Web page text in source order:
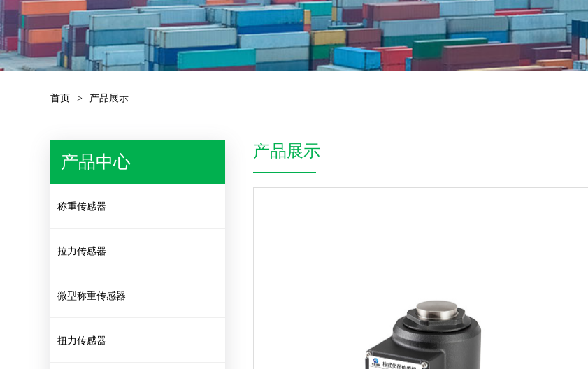
首页 > 产品展示
产品中心
称重传感器
拉力传感器
微型称重传感器
扭力传感器
产品展示